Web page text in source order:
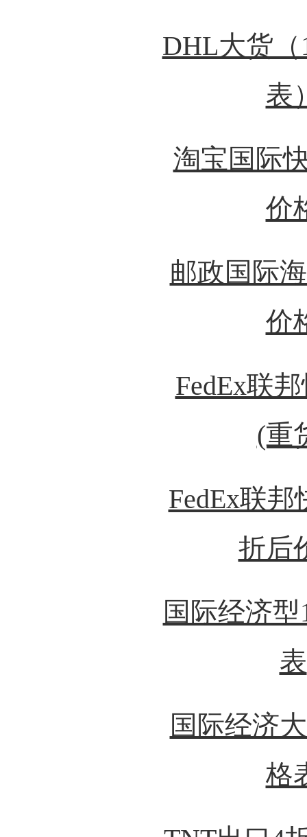
DHL大货
表
淘宝国际
价
邮政国际
价
FedEx联
(重
FedEx联邦
折后
国际经济
表
国际经济
格